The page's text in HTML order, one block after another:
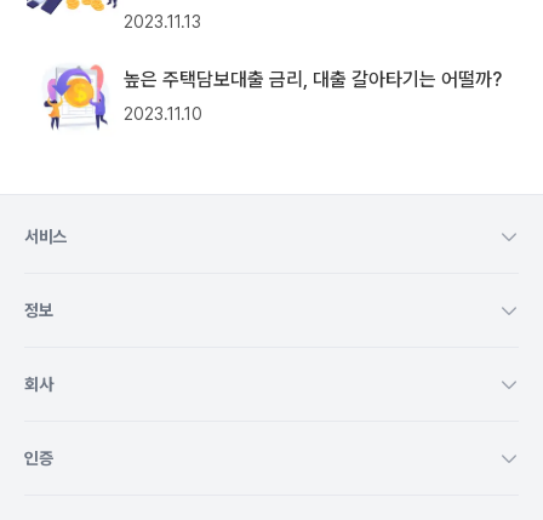
2023.11.13
높은 주택담보대출 금리, 대출 갈아타기는 어떨까?
2023.11.10
서비스
정보
회사
인증